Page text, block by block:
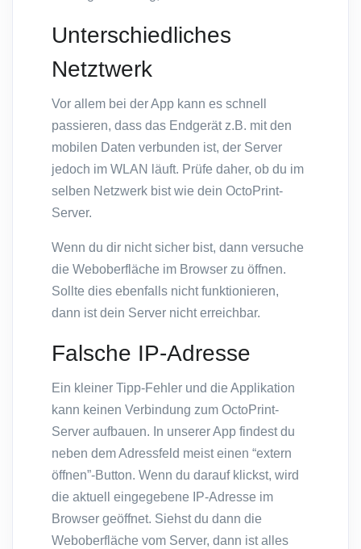
Unterschiedliches
Netztwerk
Vor allem bei der App kann es schnell
passieren, dass das Endgerät z.B. mit den
mobilen Daten verbunden ist, der Server
jedoch im WLAN läuft. Prüfe daher, ob du im
selben Netzwerk bist wie dein OctoPrint-
Server.
Wenn du dir nicht sicher bist, dann versuche
die Weboberfläche im Browser zu öffnen.
Sollte dies ebenfalls nicht funktionieren,
dann ist dein Server nicht erreichbar.
Falsche IP-Adresse
Ein kleiner Tipp-Fehler und die Applikation
kann keinen Verbindung zum OctoPrint-
Server aufbauen. In unserer App findest du
neben dem Adressfeld meist einen “extern
öffnen”-Button. Wenn du darauf klickst, wird
die aktuell eingegebene IP-Adresse im
Browser geöffnet. Siehst du dann die
Weboberfläche vom Server, dann ist alles